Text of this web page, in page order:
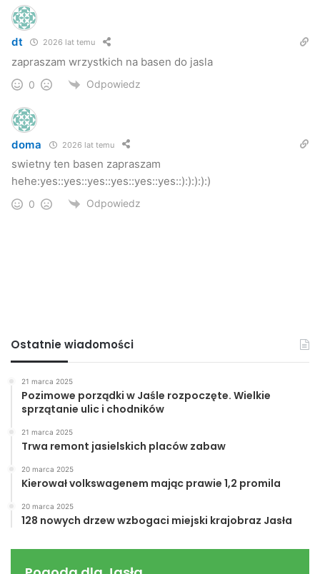
dt 2026 lat temu
zapraszam wrzystkich na basen do jasla
0 Odpowiedz
doma 2026 lat temu
swietny ten basen zapraszam
hehe:yes::yes::yes::yes::yes::yes::):):):):)
0 Odpowiedz
Ostatnie wiadomości
21 marca 2025
Pozimowe porządki w Jaśle rozpoczęte. Wielkie
sprzątanie ulic i chodników
21 marca 2025
Trwa remont jasielskich placów zabaw
20 marca 2025
Kierował volkswagenem mając prawie 1,2 promila
20 marca 2025
128 nowych drzew wzbogaci miejski krajobraz Jasła